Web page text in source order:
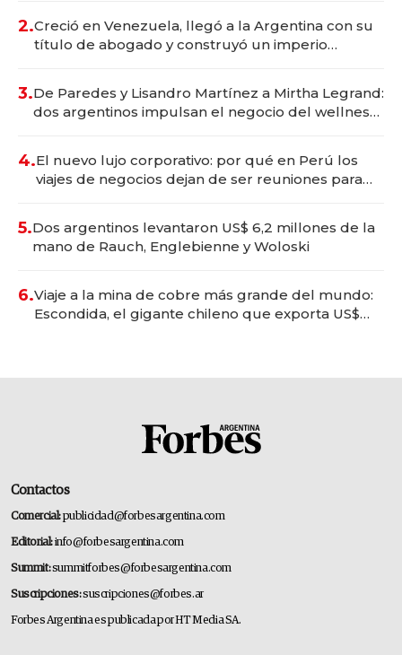
2.Creció en Venezuela, llegó a la Argentina con su
título de abogado y construyó un imperio
3.De Paredes y Lisandro Martínez a Mirtha Legrand:
dos argentinos impulsan el negocio del wellness
4.El nuevo lujo corporativo: por qué en Perú los
viajes de negocios dejan de ser reuniones para
5.Dos argentinos levantaron US$ 6,2 millones de la
mano de Rauch, Englebienne y Woloski
6.Viaje a la mina de cobre más grande del mundo:
Escondida, el gigante chileno que exporta US$
Contactos
Comercial:publicidad@forbesargentina.com
Editorial:info@forbesargentina.com
Summit:summitforbes@forbesargentina.com
Suscripciones:suscripciones@forbes.ar
Forbes Argentina es publicada por HT Media SA.